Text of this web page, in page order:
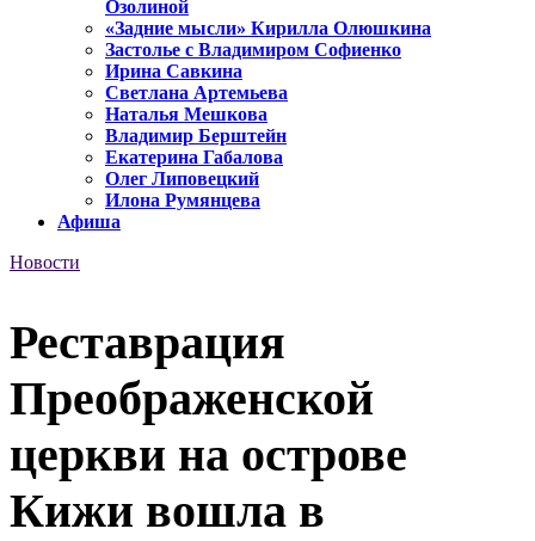
Озолиной
«Задние мысли» Кирилла Олюшкина
Застолье с Владимиром Софиенко
Ирина Савкина
Светлана Артемьева
Наталья Мешкова
Владимир Берштейн
Екатерина Габалова
Олег Липовецкий
Илона Румянцева
Афиша
Новости
Реставрация
Преображенской
церкви на оcтрове
Кижи вошла в